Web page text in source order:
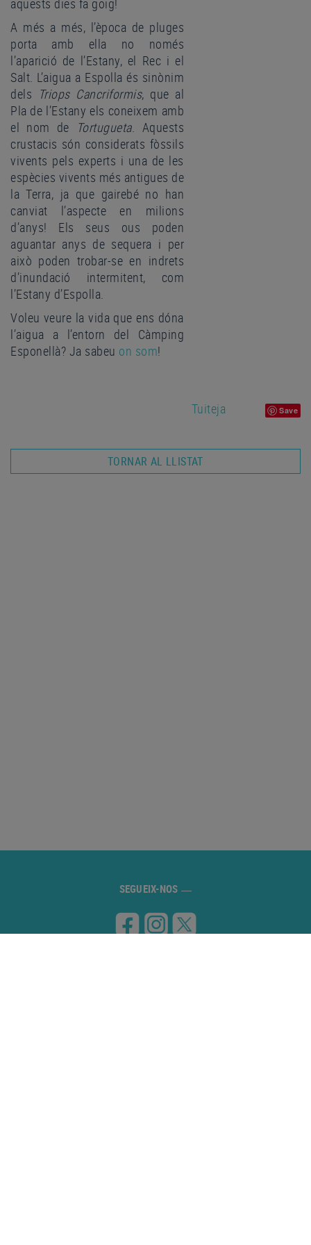
aquests dies fa goig!
A més a més, l’època de pluges
porta amb ella no només
l’aparició de l’Estany, el Rec i el
Salt. L’aigua a Espolla és sinònim
dels Triops Cancriformis, que al
Pla de l’Estany els coneixem amb
el nom de Tortugueta. Aquests
crustacis són considerats fòssils
vivents pels experts i una de les
espècies vivents més antigues de
la Terra, ja que gairebé no han
canviat l’aspecte en milions
d’anys! Els seus ous poden
aguantar anys de sequera i per
això poden trobar-se en indrets
d’inundació intermitent, com
l’Estany d’Espolla.
Voleu veure la vida que ens dóna
l’aigua a l’entorn del Càmping
Esponellà? Ja sabeu on som!
Tuiteja Save
TORNAR AL LLISTAT
SEGUEIX-NOS